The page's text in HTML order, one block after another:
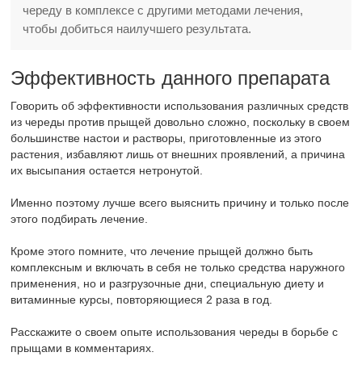
череду в комплексе с другими методами лечения,
чтобы добиться наилучшего результата.
Эффективность данного препарата
Говорить об эффективности использования различных средств
из череды против прыщей довольно сложно, поскольку в своем
большинстве настои и растворы, приготовленные из этого
растения, избавляют лишь от внешних проявлений, а причина
их высыпания остается нетронутой.
Именно поэтому лучше всего выяснить причину и только после
этого подбирать лечение.
Кроме этого помните, что лечение прыщей должно быть
комплексным и включать в себя не только средства наружного
применения, но и разгрузочные дни, специальную диету и
витаминные курсы, повторяющиеся 2 раза в год.
Расскажите о своем опыте использования череды в борьбе с
прыщами в комментариях.